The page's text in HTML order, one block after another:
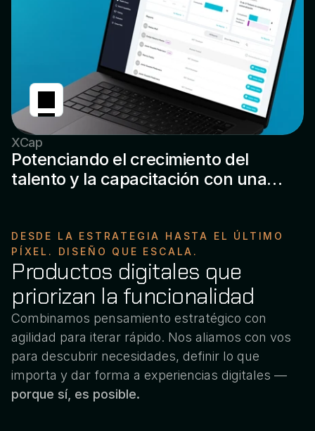
XCap
Potenciando el crecimiento del
talento y la capacitación con una
DESDE LA ESTRATEGIA HASTA EL ÚLTIMO
PÍXEL. DISEÑO QUE ESCALA.
Productos digitales que
priorizan la funcionalidad
Combinamos pensamiento estratégico con
agilidad para iterar rápido. Nos aliamos con vos
para descubrir necesidades, definir lo que
porque sí, es posible.